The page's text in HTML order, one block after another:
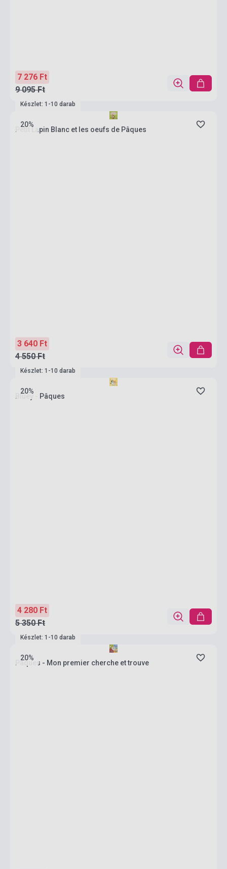
7 276 Ft
9 095 Ft
20%
Készlet: 1-10 darab
Petit Lapin Blanc et les oeufs de Pâques
3 640 Ft
4 550 Ft
20%
Készlet: 1-10 darab
Bluey - Pâques
4 280 Ft
5 350 Ft
20%
Készlet: 1-10 darab
Pâques - Mon premier cherche et trouve